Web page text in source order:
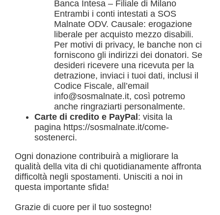
Banca Intesa – Filiale di Milano
Entrambi i conti intestati a SOS
Malnate ODV. Causale: erogazione
liberale per acquisto mezzo disabili.
Per motivi di privacy, le banche non ci
forniscono gli indirizzi dei donatori. Se
desideri ricevere una ricevuta per la
detrazione, inviaci i tuoi dati, inclusi il
Codice Fiscale, all’email
info@sosmalnate.it, così potremo
anche ringraziarti personalmente.
Carte di credito e PayPal: visita la
pagina https://sosmalnate.it/come-
sostenerci.
Ogni donazione contribuirà a migliorare la
qualità della vita di chi quotidianamente affronta
difficoltà negli spostamenti. Unisciti a noi in
questa importante sfida!
Grazie di cuore per il tuo sostegno!